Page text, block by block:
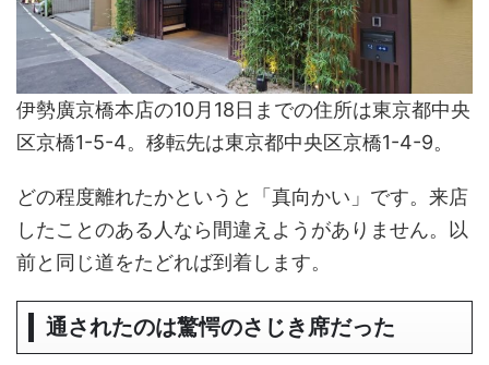
伊勢廣京橋本店の10月18日までの住所は東京都中央
区京橋1-5-4。移転先は東京都中央区京橋1-4-9。
どの程度離れたかというと「真向かい」です。来店
したことのある人なら間違えようがありません。以
前と同じ道をたどれば到着します。
通されたのは驚愕のさじき席だった